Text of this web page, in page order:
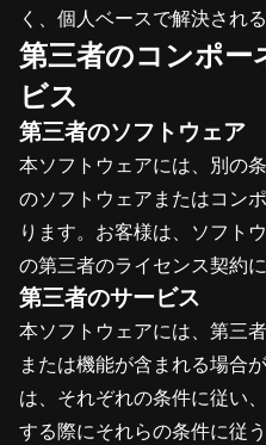
く、個人ベースで解決され
第三者のコンポ
ビス
第三者のソフトウェア
本ソフトウェアには、別の
のソフトウェアまたはコン
ります。お客様は、ソフト
の第三者のライセンス契約
第三者のサービス
本ソフトウェアには、第三
または機能が含まれる場合
は、それぞれの条件に従い
する際にそれらの条件に従